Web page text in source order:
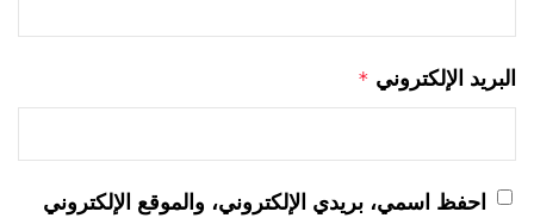
البريد الإلكتروني *
احفظ اسمي، بريدي الإلكتروني، والموقع الإلكتروني